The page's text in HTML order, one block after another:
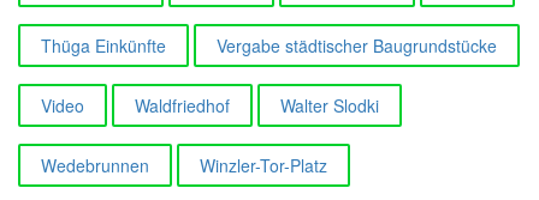
Thüga Einkünfte Vergabe städtischer Baugrundstücke
Video Waldfriedhof Walter Slodki
Wedebrunnen Winzler-Tor-Platz